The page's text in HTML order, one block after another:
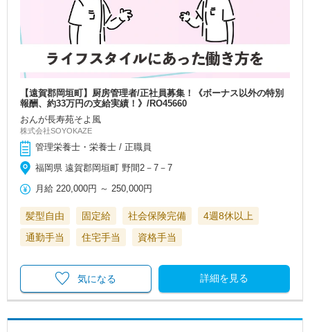
【遠賀郡岡垣町】厨房管理者/正社員募集！《ボーナス以外の特別
報酬、約33万円の支給実績！》/RO45660
おんが長寿苑そよ風
株式会社SOYOKAZE
管理栄養士・栄養士 / 正職員
福岡県 遠賀郡岡垣町 野間2－7－7
月給 220,000円 ～ 250,000円
髪型自由 固定給 社会保険完備
4週8休以上
通勤手当
住宅手当 資格手当
詳細を見る
気になる